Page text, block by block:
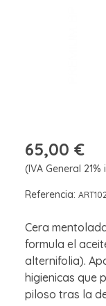
65,00 €
(IVA General 21%
Referencia:
Cera
formula el
alternifolia).
higienicas que
piloso tras la